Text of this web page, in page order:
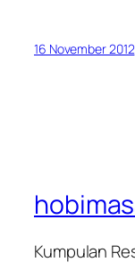
16 November 2012
Kumpulan